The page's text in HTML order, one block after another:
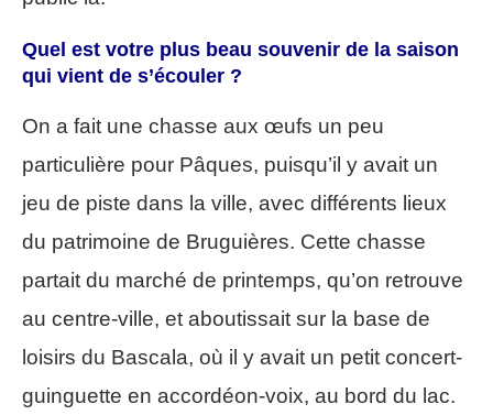
Quel est votre plus beau souvenir de la saison
qui vient de s’écouler ?
On a fait une chasse aux œufs un peu
particulière pour Pâques, puisqu’il y avait un
jeu de piste dans la ville, avec différents lieux
du patrimoine de Bruguières. Cette chasse
partait du marché de printemps, qu’on retrouve
au centre-ville, et aboutissait sur la base de
loisirs du Bascala, où il y avait un petit concert-
guinguette en accordéon-voix, au bord du lac.